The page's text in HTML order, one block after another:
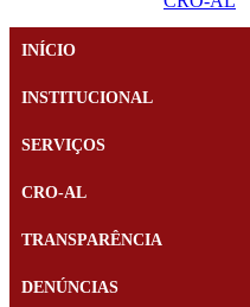
INÍCIO
INSTITUCIONAL
SERVIÇOS
CRO-AL
TRANSPARÊNCIA
DENÚNCIAS